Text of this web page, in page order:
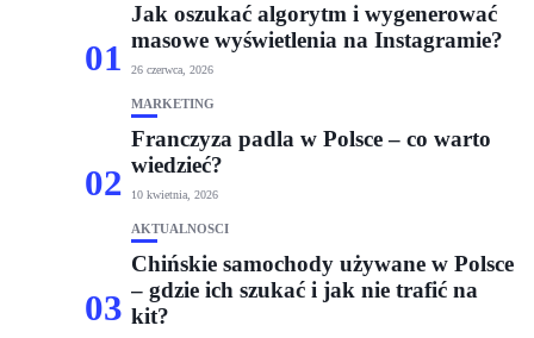
01
Jak oszukać algorytm i wygenerować
masowe wyświetlenia na Instagramie?
26 czerwca, 2026
02
MARKETING
Franczyza padla w Polsce – co warto
wiedzieć?
10 kwietnia, 2026
03
AKTUALNOŚCI
Chińskie samochody używane w Polsce
– gdzie ich szukać i jak nie trafić na
kit?